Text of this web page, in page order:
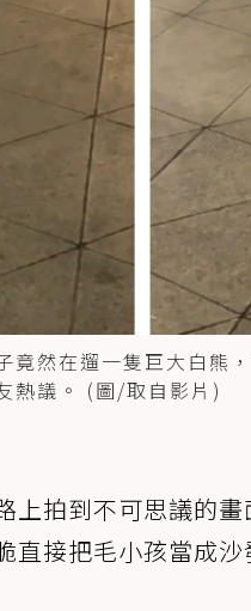
竟然在遛一隻巨大白熊
熱議。 (圖/取自影片)
上拍到不可思議的
直接把毛小孩當成